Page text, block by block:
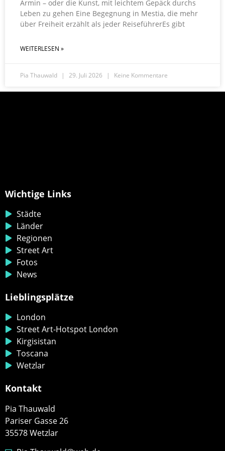
Armin – oder die Kunst, mit leichtem Gepäck durchs
Leben zu gehen Eine Begegnung in Mestia, die mehr
über Freiheit erzählt als jeder ReiseführerEs gibt
WEITERLESEN »
Pia Thauwald 29. Juli 2026 Keine Kommentare
Wichtige Links
Städte
Länder
Regionen
Street Art
Fotos
News
Lieblingsplätze
London
Street Art-Hotspot London
Kirgisistan
Toscana
Wetzlar
Kontakt
Pia Thauwald
Pariser Gasse 26
35578 Wetzlar